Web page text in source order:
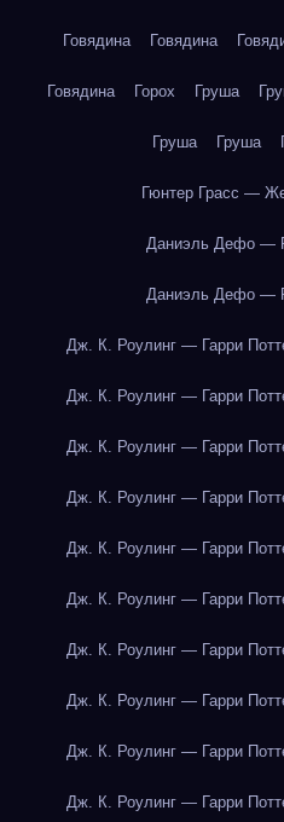
Говядина Говядина
Говядина Горох Груша
Груша Груша
Гюнтер Грасс —
Даниэль Дефо —
Даниэль Дефо —
Дж. К. Роулинг — Гарри
Дж. К. Роулинг — Гарри
Дж. К. Роулинг — Гарри
Дж. К. Роулинг — Гарри
Дж. К. Роулинг — Гарри
Дж. К. Роулинг — Гарри
Дж. К. Роулинг — Гарри
Дж. К. Роулинг — Гарри
Дж. К. Роулинг — Гарри
Дж. К. Роулинг — Гарри